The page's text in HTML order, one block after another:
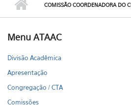
COMISSÃO COORDENADORA DO
Menu ATAAC
Divisão Acadêmica
Apresentação
Congregação / CTA
Comissões